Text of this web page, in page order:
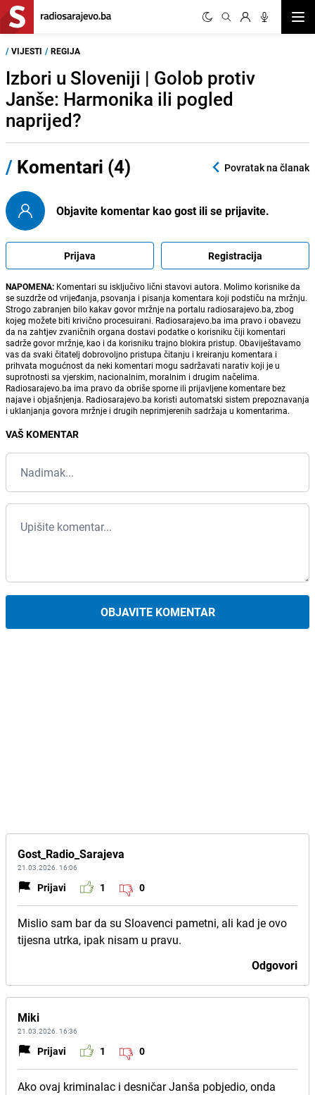
/ VIJESTI / REGIJA
Izbori u Sloveniji | Golob protiv
Janše: Harmonika ili pogled
naprijed?
/ Komentari (4) Povratak na članak
Objavite komentar kao gost ili se prijavite.
Prijava Registracija
NAPOMENA: Komentari su isključivo lični stavovi autora. Molimo korisnike da
se suzdrže od vrijeđanja, psovanja i pisanja komentara koji podstiču na mržnju.
Strogo zabranjen bilo kakav govor mržnje na portalu radiosarajevo.ba, zbog
kojeg možete biti krivično procesuirani. Radiosarajevo.ba ima pravo i obavezu
da na zahtjev zvaničnih organa dostavi podatke o korisniku čiji komentari
sadrže govor mržnje, kao i da korisniku trajno blokira pristup. Obaviještavamo
vas da svaki čitatelj dobrovoljno pristupa čitanju i kreiranju komentara i
prihvata mogućnost da neki komentari mogu sadržavati narativ koji je u
suprotnosti sa vjerskim, nacionalnim, moralnim i drugim načelima.
Radiosarajevo.ba ima pravo da obriše sporne ili prijavljene komentare bez
najave i objašnjenja. Radiosarajevo.ba koristi automatski sistem prepoznavanja
i uklanjanja govora mržnje i drugih neprimjerenih sadržaja u komentarima.
VAŠ KOMENTAR
OBJAVITE KOMENTAR
Gost_Radio_Sarajeva
21.03.2026. 16:06
Prijavi 1 0
Mislio sam bar da su Sloavenci pametni, ali kad je ovo
tijesna utrka, ipak nisam u pravu.
Odgovori
Miki
21.03.2026. 16:36
Prijavi 1 0
Ako ovaj kriminalac i desničar Janša pobjedio, onda